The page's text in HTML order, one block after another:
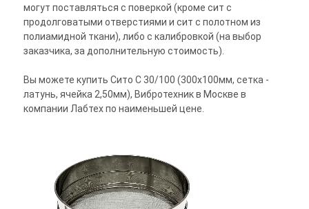
могут поставляться с поверкой (кроме сит с
продолговатыми отверстиями и сит с полотном из
полиамидной ткани), либо с калибровкой (на выбор
заказчика, за дополнительную стоимость).
Вы можете купить Сито С 30/100 (300х100мм, сетка -
латунь, ячейка 2,50мм), Вибротехник в Москве в
компании Лабтех по наименьшей цене.